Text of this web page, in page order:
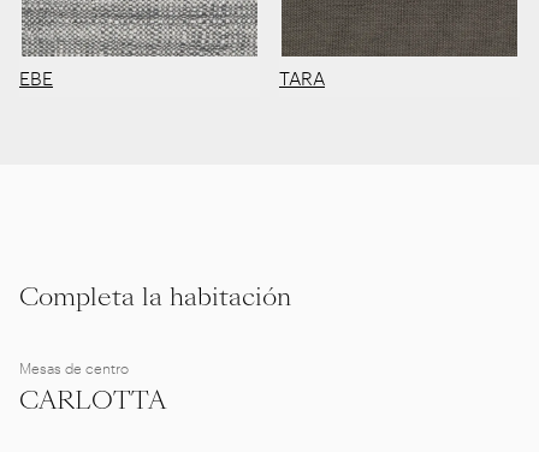
EBE TARA
Completa la habitación
Mesas de centro
CARLOTTA